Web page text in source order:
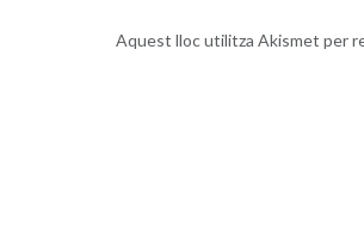
Aquest lloc utilitza Akismet per